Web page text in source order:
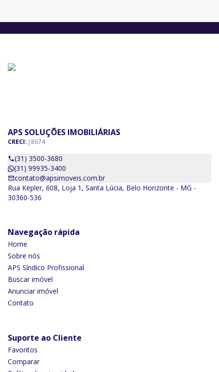
APS SOLUÇÕES IMOBILIÁRIAS
CRECI: J 8674
(31) 3500-3680
(31) 99935-3400
contato@apsimoveis.com.br
Rua Kepler, 608, Loja 1, Santa Lúcia, Belo Horizonte - MG -
30360-536
Navegação rápida
Home
Sobre nós
APS Síndico Profissional
Buscar imóvel
Anunciar imóvel
Contato
Suporte ao Cliente
Favoritos
Comparar